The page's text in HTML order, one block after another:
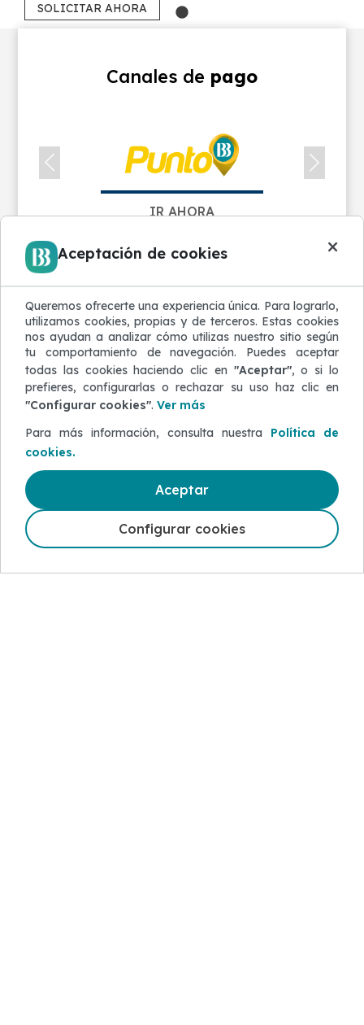
Aceptación de cookies ×
Queremos ofrecerte una experiencia única. Para lograrlo,
utilizamos cookies, propias y de terceros. Estas cookies
nos ayudan a analizar cómo utilizas nuestro sitio según
tu comportamiento de navegación. Puedes aceptar
todas las cookies haciendo clic en "Aceptar", o si lo
prefieres, configurarlas o rechazar su uso haz clic en
"Configurar cookies". Ver más
Para más información, consulta nuestra Política de
cookies.
Configurar cookies
Aceptar
SOLICITAR AHORA
Canales de pago
IR AHORA
Productos relacionados
Visa Oro
Visa De